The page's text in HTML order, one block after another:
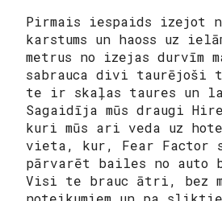
Pirmais iespaids izejot
karstums un haoss uz
metrus no izejas durvīm
sabrauca divi taurējoši
te ir skaļas taures un
Sagaidīja mūs draugi
kuri mūs ari veda uz
vieta, kur, Fear Factor
pārvarēt bailes no auto
Visi te brauc ātri, bez